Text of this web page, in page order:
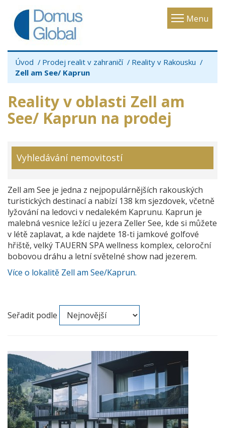
Menu
Toggle
Úvod Prodej realit v zahraničí
Reality v Rakousku
Zell am See/ Kaprun
Reality v oblasti Zell am
See/ Kaprun na prodej
Vyhledávání nemovitostí
Zell am See je jedna z nejpopulárnějších rakouských
turistických destinací a nabízí 138 km sjezdovek, včetně
lyžování na ledovci v nedalekém Kaprunu. Kaprun je
malebná vesnice ležící u jezera Zeller See, kde si můžete
v létě zaplavat, a kde najdete 18-ti jamkové golfové
hřiště, velký TAUERN SPA wellness komplex, celoroční
bobovou dráhu a letní světelné show nad jezerem.
Více o lokalitě Zell am See/Kaprun.
Seřadit podle